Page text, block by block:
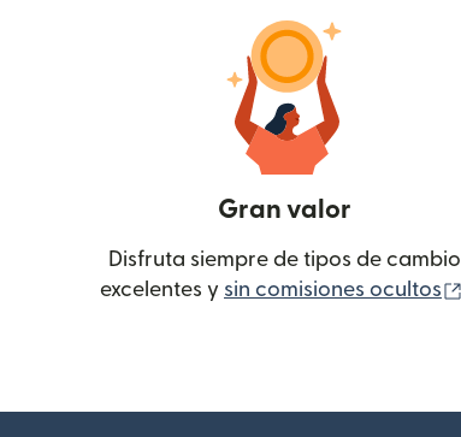
Gran valor
Disfruta siempre de tipos de cambio
excelentes y sin comisiones ocultos